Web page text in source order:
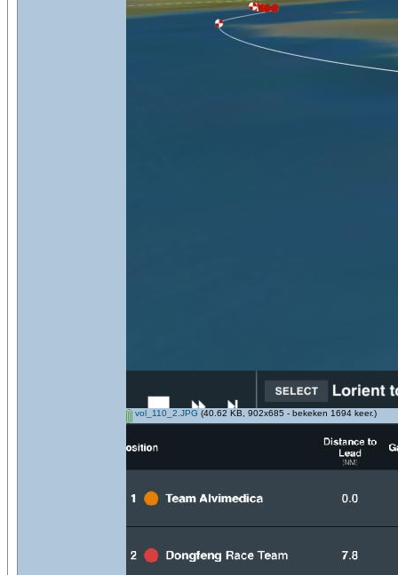
vol_110_2.JPG (40.62 KB, 902x685 - bekeken 1694 keer.)